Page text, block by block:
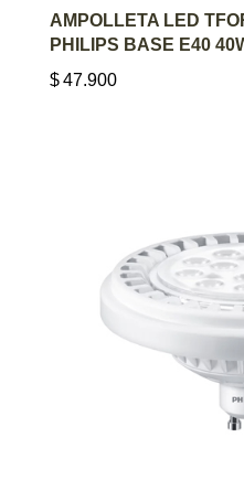
AGREGAR
AMPOLLETA LED
PHILIPS BASE E40
$47.900